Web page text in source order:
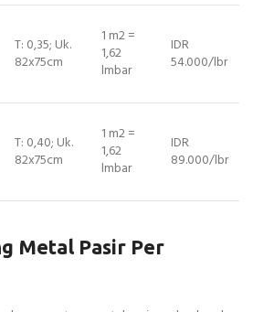
T: 0,35; Uk.
82x75cm
1 m2 =
1,62
lmbar
IDR
54.000/lbr
T: 0,40; Uk.
82x75cm
1 m2 =
1,62
lmbar
IDR
89.000/lbr
Metal Pasir Per